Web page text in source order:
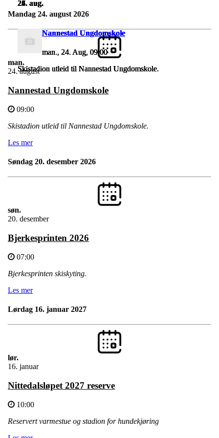
24. aug.
Nannestad Ungdomskole
man., 24. Aug, 09:00
Skistadion utleid til Nannestad Ungdomskole.
25. aug.
Nannestad Ungdomskole
man., 24. Aug, 09:00
Skistadion utleid til Nannestad Ungdomskole.
26. aug.
Nannestad Ungdomskole
man., 24. Aug, 09:00
Skistadion utleid til Nannestad Ungdomskole.
27. aug.
Nannestad Ungdomskole
man., 24. Aug, 09:00
Skistadion utleid til Nannestad Ungdomskole.
28. aug.
Nannestad Ungdomskole
man., 24. Aug, 09:00
Skistadion utleid til Nannestad Ungdomskole.
mandag 24. august 2026
man.
24. august
Nannestad Ungdomskole
09:00
Skistadion utleid til Nannestad Ungdomskole.
Les mer
søndag 20. desember 2026
søn.
20. desember
Bjerkesprinten 2026
07:00
Bjerkesprinten skiskyting.
Les mer
lørdag 16. januar 2027
lør.
16. januar
Nittedalsløpet 2027 reserve
10:00
Reservert varmestue og stadion for hundekjøring